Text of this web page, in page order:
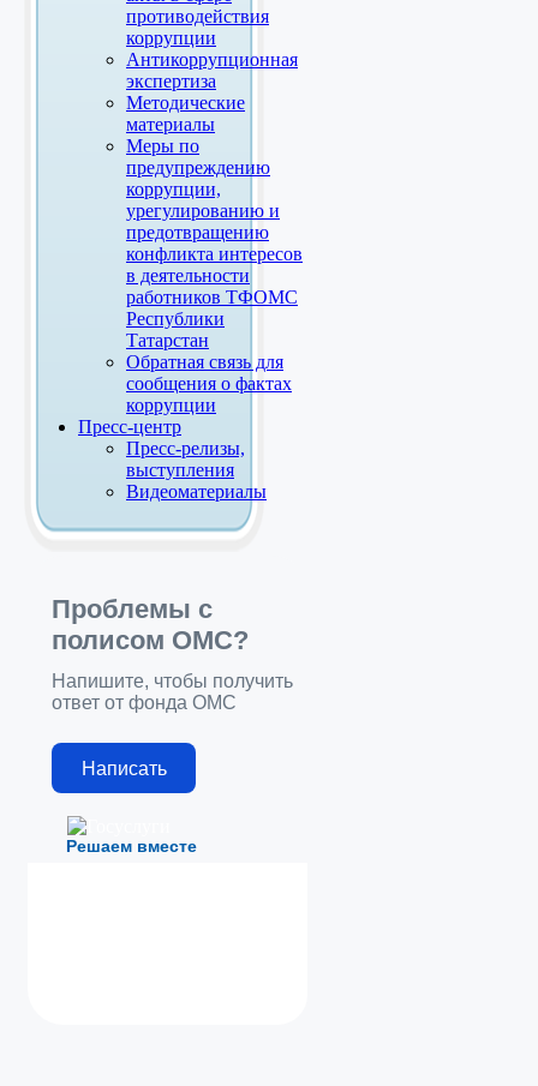
противодействия
коррупции
Антикоррупционная
экспертиза
Методические
материалы
Меры по
предупреждению
коррупции,
урегулированию и
предотвращению
конфликта интересов
в деятельности
работников ТФОМС
Республики
Татарстан
Обратная связь для
сообщения о фактах
коррупции
Пресс-центр
Пресс-релизы,
выступления
Видеоматериалы
Решаем вместе
Проблемы с
полисом ОМС?
Напишите, чтобы получить
ответ от фонда ОМС
Написать